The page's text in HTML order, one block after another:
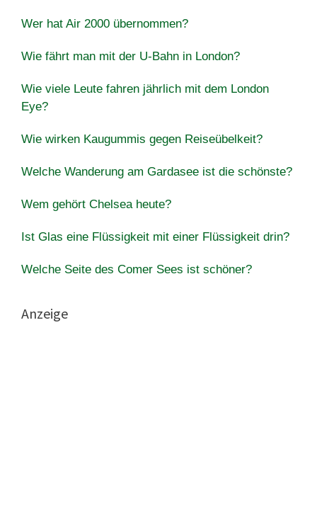
Wer hat Air 2000 übernommen?
Wie fährt man mit der U-Bahn in London?
Wie viele Leute fahren jährlich mit dem London
Eye?
Wie wirken Kaugummis gegen Reiseübelkeit?
Welche Wanderung am Gardasee ist die schönste?
Wem gehört Chelsea heute?
Ist Glas eine Flüssigkeit mit einer Flüssigkeit drin?
Welche Seite des Comer Sees ist schöner?
Anzeige